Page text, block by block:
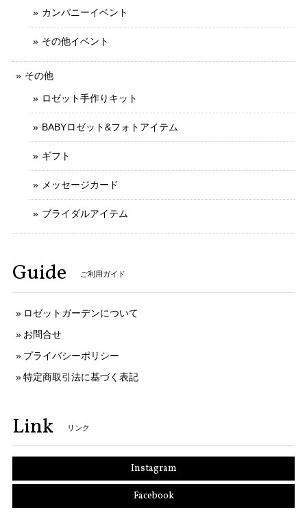
カンパニーイベント
その他イベント
その他
ロゼット手作りキット
BABYロゼット&フォトアイテム
ギフト
メッセージカード
ブライダルアイテム
Guide ご利用ガイド
ロゼットガーデンについて
お問合せ
プライバシーポリシー
特定商取引法に基づく表記
Link リンク
Instagram
Facebook